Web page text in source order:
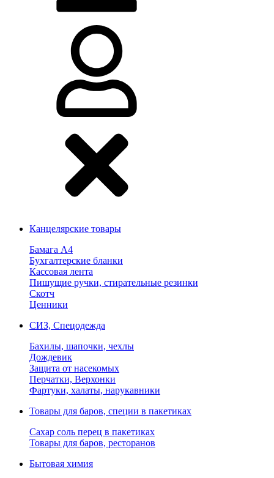
Канцелярские товары
Бамага А4
Бухгалтерские бланки
Кассовая лента
Пишущие ручки, стирательные резинки
Скотч
Ценники
СИЗ, Спецодежда
Бахилы, шапочки, чехлы
Дождевик
Защита от насекомых
Перчатки, Верхонки
Фартуки, халаты, нарукавники
Товары для баров, специи в пакетиках
Сахар соль перец в пакетиках
Товары для баров, ресторанов
Бытовая химия